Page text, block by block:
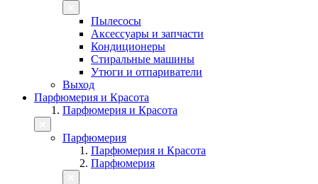
Пылесосы
Аксессуары и запчасти
Кондиционеры
Стиральные машины
Утюги и отпариватели
Выход
Парфюмерия и Красота
Парфюмерия и Красота
Парфюмерия
Парфюмерия и Красота
Парфюмерия